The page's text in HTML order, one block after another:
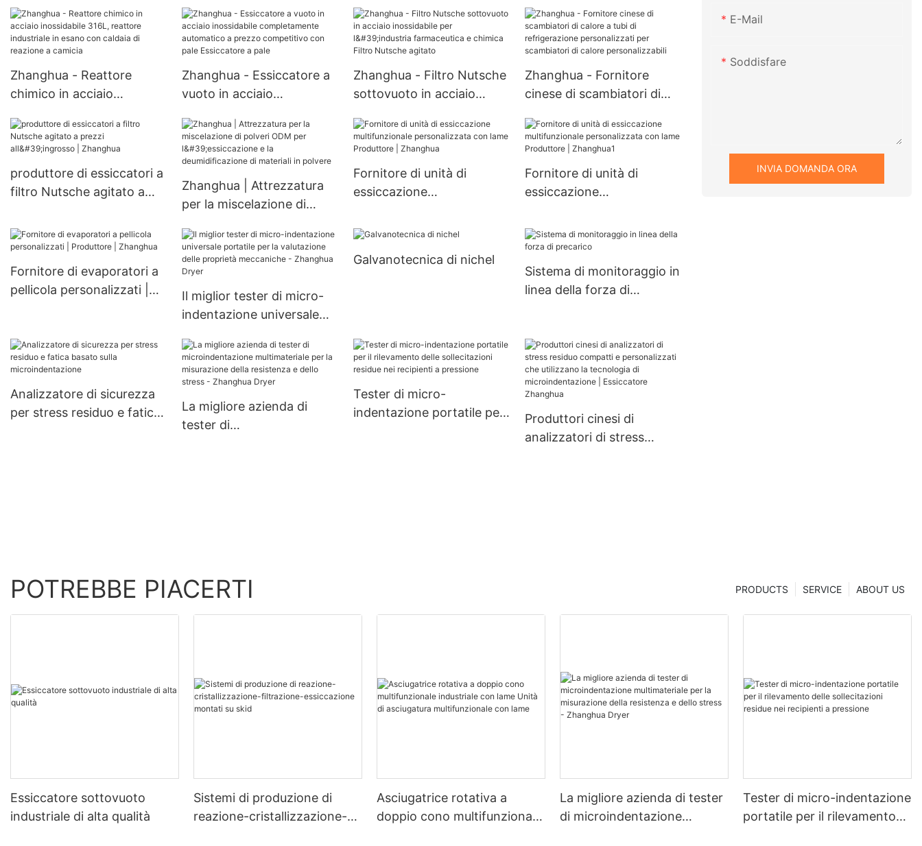
farmaceutico
materiali sensibili
nell'industria farmaceutica
Forno sottovuoto
resistente agli acidi con
miscelatore, serbatoio di
fermentazione biologica
inossidabile per l'industria
farmaceutica Filtro
essiccatore Nutsche
agitato
Zhanghua - Reattore
chimico in acciaio
industriale in esano con
caldaia di reazione a
camicia
Zhanghua - Essiccatore a
vuoto in acciaio
completamente
automatico a prezzo
competitivo con pale
Essiccatore a pale
Zhanghua - Filtro Nutsche
sottovuoto in acciaio
farmaceutica e chimica
Filtro Nutsche agitato
Zhanghua - Fornitore
cinese di scambiatori di
refrigerazione
personalizzati per
scambiatori di calore
personalizzabili
produttore di essiccatori a
filtro Nutsche agitato a
Zhanghua
Zhanghua | Attrezzatura
per la miscelazione di
l'essiccazione e la
deumidificazione di
materiali in polvere
Fornitore di unità di
essiccazione
personalizzata con lame
Fornitore di unità di
essiccazione
personalizzata con lame
Produttore | Zhanghua1
Fornitore di evaporatori a
pellicola personalizzati |
Il miglior tester di micro-
indentazione universale
delle proprietà
meccaniche - Zhanghua
Dryer
Galvanotecnica di nichel
Sistema di monitoraggio in
linea della forza di
Analizzatore di sicurezza
per stress residuo e fatica
La migliore azienda di
tester di
Tester di micro-
indentazione portatile per
Produttori cinesi di
analizzatori di stress
E-Mail
Soddisfare
INVIA DOMANDA ORA
POTREBBE PIACERTI ABOUT US
SERVICE
PRODUCTS
Essiccatore sottovuoto
industriale di alta qualità
Sistemi di produzione di
reazione-cristallizzazione-
Asciugatrice rotativa a
doppio cono multifunzionale
La migliore azienda di tester
di microindentazione
Tester di micro-indentazione
portatile per il rilevamento